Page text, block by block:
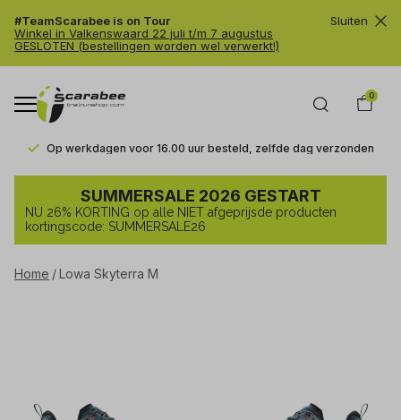
#TeamScarabee is on Tour
Winkel in Valkenswaard 22 juli t/m 7 augustus
GESLOTEN (bestellingen worden wel verwerkt!)
Sluiten
0
Op werkdagen voor 16.00 uur besteld, zelfde dag verzonden
Lowa
Skyterra
Trailrunshop
SUMMERSALE 2026 GESTART
NU 26% KORTING op alle NIET afgeprijsde producten
kortingscode: SUMMERSALE26
Home Lowa Skyterra M